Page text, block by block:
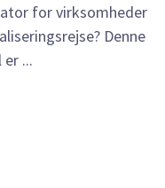
for virksomheder
Denne
...